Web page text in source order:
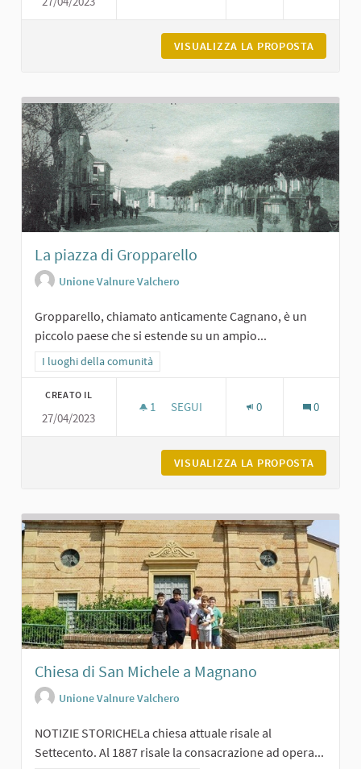
VISUALIZZA LA PROPOSTA
La piazza di Gropparello
Unione Valnure Valchero
Gropparello, chiamato anticamente Cagnano, è un
piccolo paese che si estende su un ampio...
Filtra i risultati per categoria: I luoghi della comunità
I luoghi della comunità
CREATO IL
27/04/2023
1 1 SOSTENITORI
SEGUI 0 0
VISUALIZZA LA PROPOSTA
Chiesa di San Michele a Magnano
Unione Valnure Valchero
NOTIZIE STORICHELa chiesa attuale risale al
Settecento. Al 1887 risale la consacrazione ad opera...